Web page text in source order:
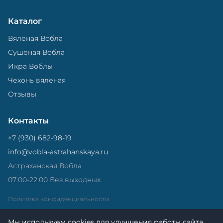
Каталог
Вяленая Вобла
Сушёная Вобла
Икра Воблы
Чехонь вяленая
Отзывы
Контакты
+7 (930) 682-98-19
info@vobla-astrahanskaya.ru
Астраханская Вобла
07:00-22:00 Без выходных
Политика конфиденциальности